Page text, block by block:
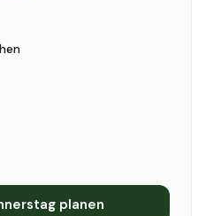
planen